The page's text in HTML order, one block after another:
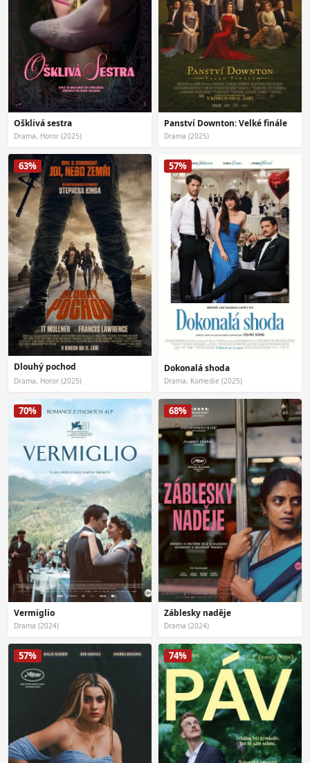
Ošklivá sestra
Drama, Horor (2025)
Panství Downton: Velké finále
Drama (2025)
63%
Dlouhý pochod
Drama, Horor (2025)
57%
Dokonalá shoda
Drama, Komedie (2025)
70%
Vermiglio
Drama (2024)
68%
Záblesky naděje
Drama (2024)
57% 74%